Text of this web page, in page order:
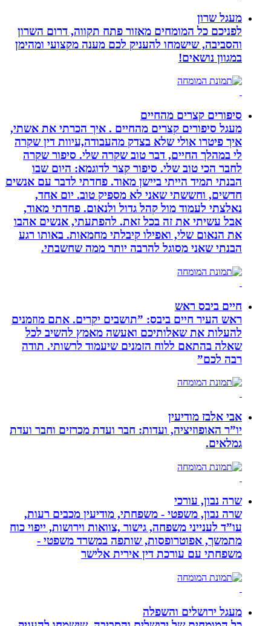
מעגל שרון
לפניכם כל המומחים מאזור פתח תקווה, דרום השרון
והסביבה, שישמחו להעניק לכם מענה מקצועי ומהימן
במגוון נושאים!
סיפורים קצרים מהחיים
מעגל סיפורים קצרים מהחיים . איך הכרתי את אשתי,
איך פיטרו אולי שלא בצדק מהעבודה,עיוות דין שקרה
לי במהלך החיים, דבר טוב שקרה שלי. סיפור שקרה
לחבר הכי טוב שלי. סיפור קצר לדוגמא: היום שבו
הבנתי תמיד הייתי ביישן מאוד. פחדתי לדבר עם אנשים
חדשים, וחששתי שאני לא מספיק טוב. יום אחד,
נאלצתי לעמוד מול קהל גדול ולנאום. פחדתי מאוד,
אבל עשיתי את זה בכל זאת. להפתעתי, אנשים אהבו
את הנאום שלי, ואפילו קיבלתי מחמאות. באותו רגע
הבנתי שאני מסוגל להרבה יותר ממה שחשבתי.
חיים ביבס ראש
ראש העיר חיים ביבס: ”תושבים יקרים. אתם מוזמנים
להעלות את שאלותיכם ואעשה מאמץ להשיב לכל
שאלה בהתאם ללוח הזמנים שיעמוד לרשותי. תודה
רבה לכם”
אבי אלבז מודיעין
יו”ר האופוזיציה, ועדות: חבר ועדת מכרזים וחבר ועדת
גמלאים.
שרה נבון, עורכי
שרה נבון, משפטי - משפחתי, מודיעין מכבים רעות,
עו”ד לענייני משפחה, גישור ,צוואות וירושות, ייפוי כוח
מתמשך, אפוטרופסות, שותפה במשרד משפטי -
משפחתי עם עורכת דין אירית אלישר
מעגל ירושלים והשפלה